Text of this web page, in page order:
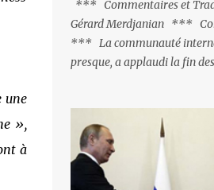
une
»,
à
présidents qu'ils l'ont
pas grâce à ses yeux, les
noms, avant de les traîner
arménienne, les...
*** Commentaires et
Gérard Merdjanian ***
*** La communauté
presque, a applaudi la fin des
plus qu’à le finaliser. Oui,
que le projet d'accord de
articles, dont 15 avaient déjà
accord. Les deux points non